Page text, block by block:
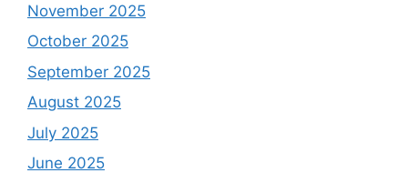
November 2025
October 2025
September 2025
August 2025
July 2025
June 2025